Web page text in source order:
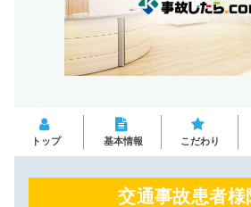
トップ 基本情報 こだわり
交通事故患者様